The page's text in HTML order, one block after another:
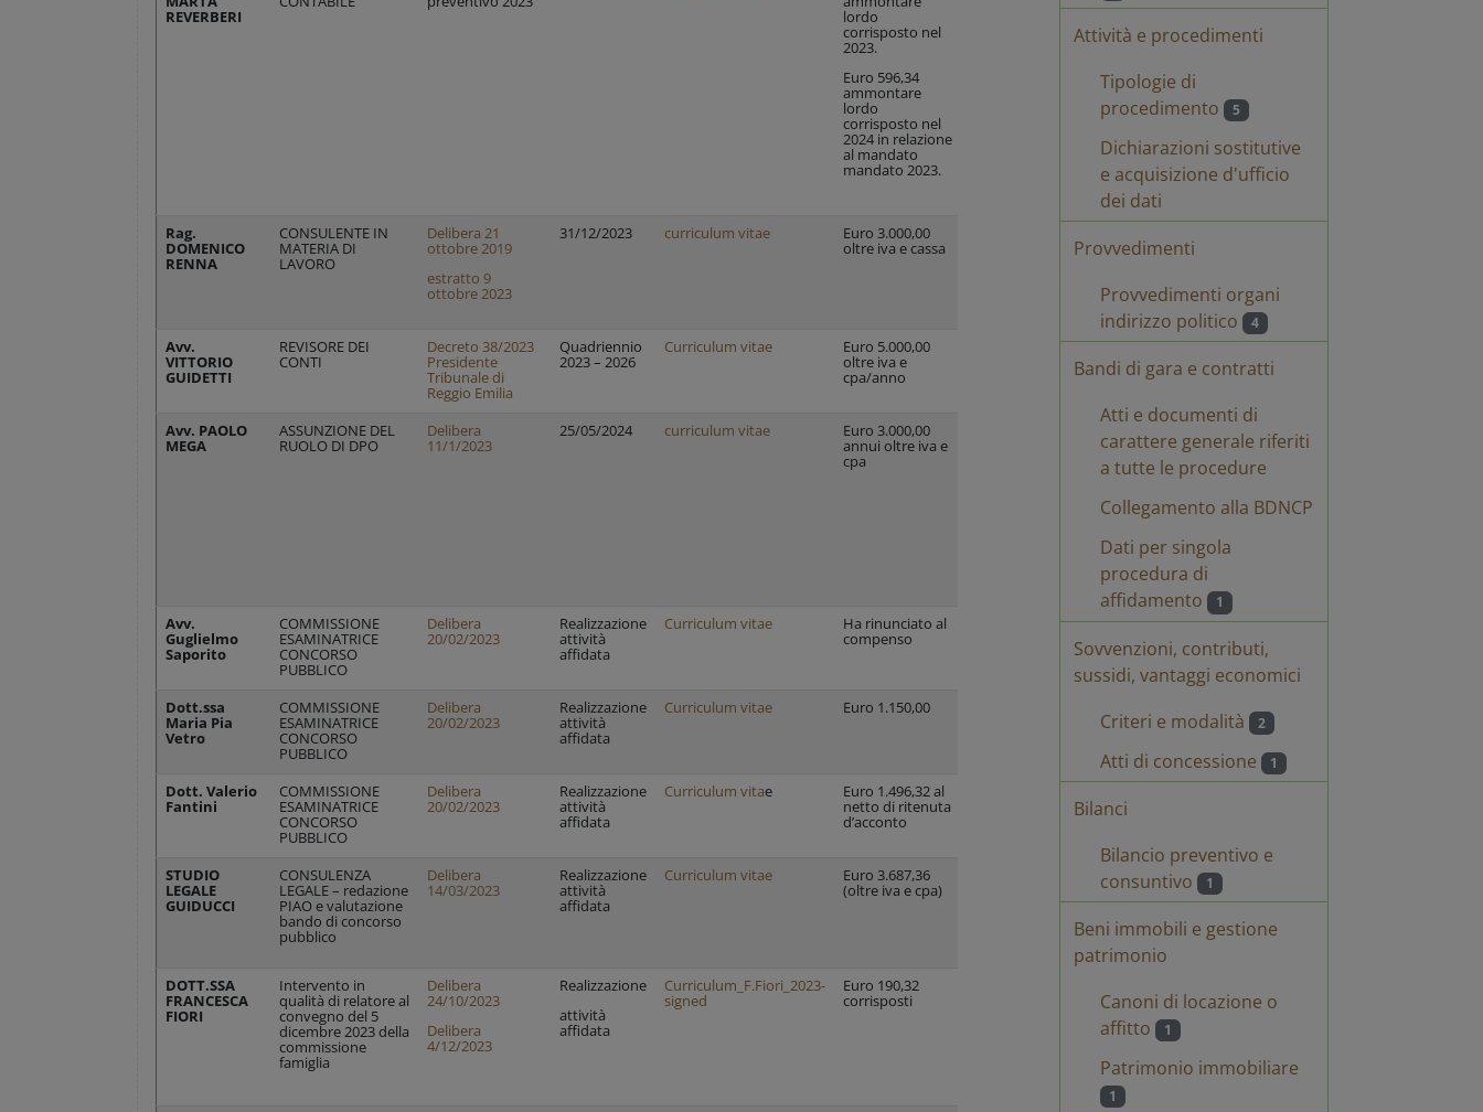
REVERBERI lordo
corrisposto nel
2023.
Euro 596,34
ammontare
lordo
corrisposto nel
2024 in relazione
al mandato
mandato 2023.
Rag.
DOMENICO
RENNA
CONSULENTE IN
MATERIA DI
LAVORO
Delibera 21
ottobre 2019
estratto 9
ottobre 2023
31/12/2023 curriculum vitae Euro 3.000,00
oltre iva e cassa Dott. Renna
Avv.
VITTORIO
GUIDETTI
REVISORE DEI
CONTI
Decreto 38/2023
Presidente
Tribunale di
Reggio Emilia
Quadriennio
2023 – 2026
Curriculum vitae Euro 5.000,00
oltre iva e
cpa/anno
Dichiarazione art 15 Dichiarazione art
53 comma 4
Guidetti
Avv. PAOLO
MEGA
ASSUNZIONE DEL
RUOLO DI DPO
Delibera
11/1/2023
25/05/2024 curriculum vitae Euro 3.000,00
annui oltre iva e
cpa
53 co 4 Mega
Avv.
Guglielmo
Saporito
COMMISSIONE
ESAMINATRICE
CONCORSO
PUBBLICO
Delibera
20/02/2023
Realizzazione
attività
affidata
Curriculum vitae Ha rinunciato al
compenso
Dichiarazione
Saporito
Dott.ssa
Maria Pia
Vetro
COMMISSIONE
ESAMINATRICE
CONCORSO
PUBBLICO
Delibera
20/02/2023
Realizzazione
attività
affidata
Curriculum vitae Euro 1.150,00
Vetro
Dott. Valerio
Fantini
COMMISSIONE
ESAMINATRICE
CONCORSO
PUBBLICO
Delibera
20/02/2023
Realizzazione
attività
affidata
Curriculum vitae Euro 1.496,32 al
netto di ritenuta
d’acconto
STUDIO
LEGALE
GUIDUCCI
CONSULENZA
LEGALE – redazione
PIAO e valutazione
bando di concorso
pubblico
Delibera
14/03/2023
Realizzazione
attività
affidata
Curriculum vitae Euro 3.687,36
(oltre iva e cpa)
Dichiarazione art.
80 Avv. Guiducci
DOTT.SSA
FRANCESCA
FIORI
Intervento in
qualità di relatore al
convegno del 5
dicembre 2023 della
commissione
famiglia
Delibera
24/10/2023
Delibera
4/12/2023
Realizzazione
attività
affidata
Curriculum_F.Fiori_2023-
signed
Euro 190,32
corrisposti assenza conflitto
di interessi
Attività e procedimenti
Tipologie di
procedimento
5
Dichiarazioni sostitutive
e acquisizione d'ufficio
dei dati
Provvedimenti
Provvedimenti organi
indirizzo politico
4
Bandi di gara e contratti
Atti e documenti di
carattere generale riferiti
a tutte le procedure
Collegamento alla BDNCP
Dati per singola
procedura di
affidamento
1
Sovvenzioni, contributi,
sussidi, vantaggi economici
Criteri e modalità
2
Atti di concessione 1
Bilanci
Bilancio preventivo e
consuntivo
1
Beni immobili e gestione
patrimonio
Canoni di locazione o
affitto
1
Patrimonio immobiliare
1